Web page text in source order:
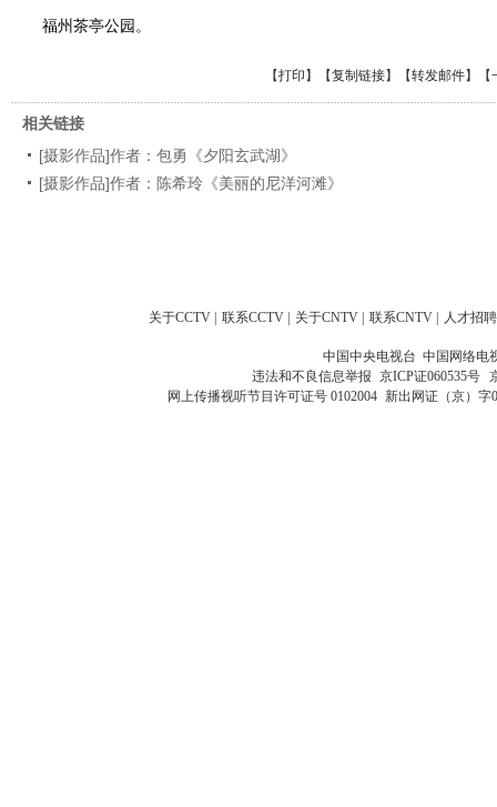
福州茶亭公园。
【打印 】【复制链接】【转发邮件】
相关链接
[摄影作品]作者：包勇《夕阳玄武湖》
[摄影作品]作者：陈希玲《美丽的尼洋河滩》
关于CCTV 联系CCTV 关于CNTV 联系CNTV 人才招聘
中国中央电视台 中国网络电
违法和不良信息举报 京ICP证060535号
网上传播视听节目许可证号 0102004 新出网证（京）